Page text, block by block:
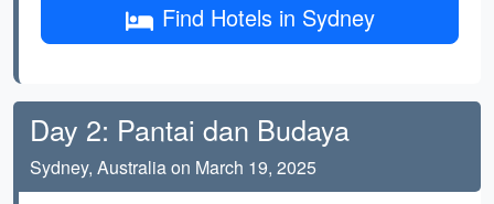
Find Hotels in Sydney
Day 2: Pantai dan Budaya
Sydney, Australia on March 19, 2025